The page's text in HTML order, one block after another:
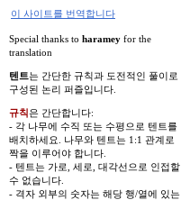
이 사이트를 번역합니다
Special thanks to haramey for the
translation
텐트는 간단한 규칙과 도전적인 풀이로
구성된 논리 퍼즐입니다.
규칙은 간단합니다:
- 각 나무에 수직 또는 수평으로 텐트를
배치하세요. 나무와 텐트는 1:1 관계로
짝을 이루어야 합니다.
- 텐트는 가로, 세로, 대각선으로 인접할
수 없습니다.
- 격자 외부의 숫자는 해당 행/열에 있는